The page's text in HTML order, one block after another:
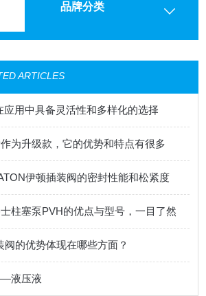
品牌分类
ARTICLES
应用中具备灵活性和多样化的选择
为升级款，它的优势和特点有很多
伊顿插装阀的密封性能和松紧度
柱塞泵PVH的优点与型号，一目了然
阀的优势体现在哪些方面？
液压液